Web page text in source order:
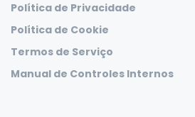
Política de Privacidade
Política de Cookie
Termos de Serviço
Manual de Controles Internos